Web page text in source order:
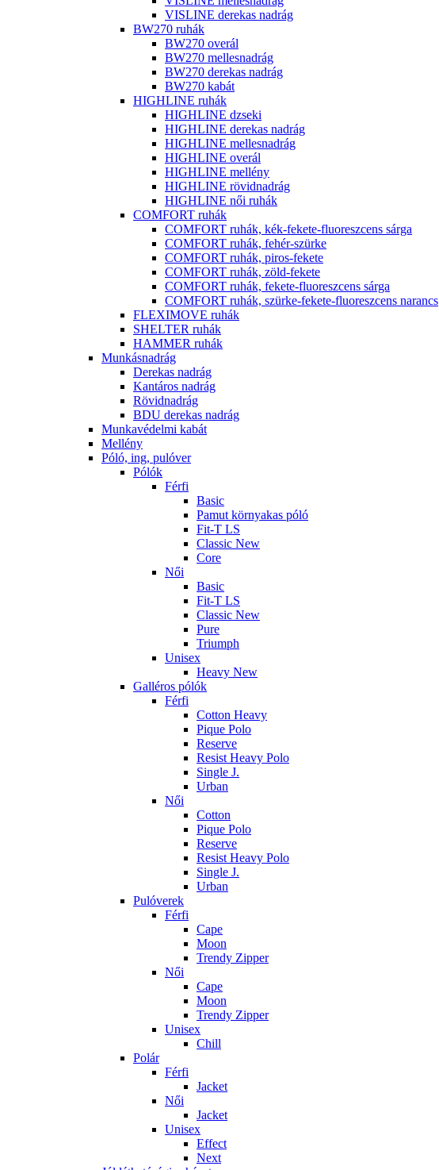
VISLINE derekas nadrág
BW270 ruhák
BW270 overál
BW270 mellesnadrág
BW270 derekas nadrág
BW270 kabát
HIGHLINE ruhák
HIGHLINE dzseki
HIGHLINE derekas nadrág
HIGHLINE mellesnadrág
HIGHLINE overál
HIGHLINE mellény
HIGHLINE rövidnadrág
HIGHLINE női ruhák
COMFORT ruhák
COMFORT ruhák, kék-fekete-fluoreszcens sárga
COMFORT ruhák, fehér-szürke
COMFORT ruhák, piros-fekete
COMFORT ruhák, zöld-fekete
COMFORT ruhák, fekete-fluoreszcens sárga
COMFORT ruhák, szürke-fekete-fluoreszcens narancs
FLEXIMOVE ruhák
SHELTER ruhák
HAMMER ruhák
Munkásnadrág
Derekas nadrág
Kantáros nadrág
Rövidnadrág
BDU derekas nadrág
Munkavédelmi kabát
Mellény
Póló, ing, pulóver
Pólók
Férfi
Basic
Pamut környakas póló
Fit-T LS
Classic New
Core
Női
Basic
Fit-T LS
Classic New
Pure
Triumph
Unisex
Heavy New
Galléros pólók
Férfi
Cotton Heavy
Pique Polo
Reserve
Resist Heavy Polo
Single J.
Urban
Női
Cotton
Pique Polo
Reserve
Resist Heavy Polo
Single J.
Urban
Pulóverek
Férfi
Cape
Moon
Trendy Zipper
Női
Cape
Moon
Trendy Zipper
Unisex
Chill
Polár
Férfi
Jacket
Női
Jacket
Unisex
Effect
Next